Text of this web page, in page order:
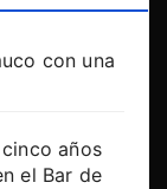
con una
años
el Bar de